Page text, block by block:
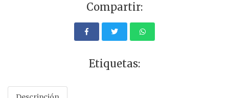
Compartir:
Etiquetas: